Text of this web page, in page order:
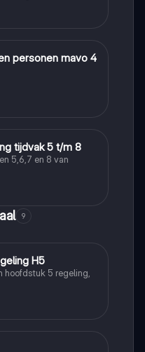
personen mavo 4
tijdvak 5 t/m 8
5,6,7 en 8 van
9
H5
hoofdstuk 5 regeling,